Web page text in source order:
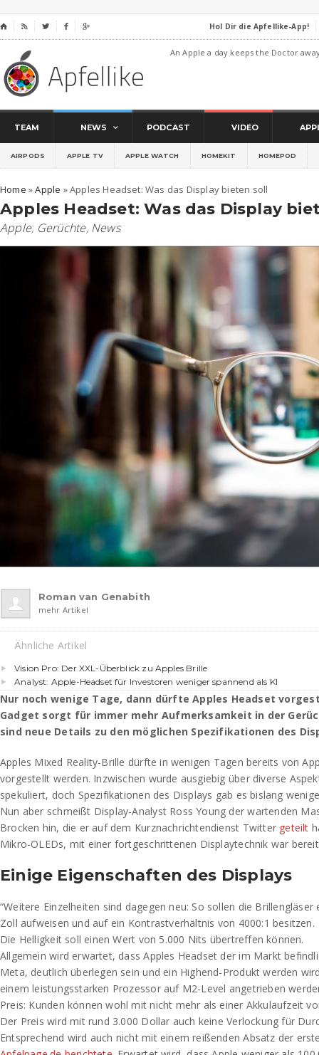
⌂     Hol Dir die Apfellike-App!
An Apple a day keeps the Doctor
TEAM NEWS PODCAST VIDEO
AIRPODS APPLE TV APPLE WATCH HOMEKIT HOMEPOD
Home »Apple »Apples Headset: Was das Display bieten soll
Apples Headset: Was das Display
Apple, Gerüchte, News
Roman van Genabith
mehr Artikel
Ähnliche Artikel
Vision Pro: Der XXL-Überblick zu Apples Brille
Analyst: Apple-Headset für Investoren weniger spannend als KI
Nur noch wenige Tage, dann dürfte Apples Headset
Gadget sorgt für immer mehr Aufmerksamkeit in der
sind neue Details zu den möglichen Spezifikationen des
Apples Mixed Reality-Brille dürfte in wenigen Tagen bereits von
vorgestellt werden. Inzwischen wurde ausgiebig über diverse
spekuliert, doch Spezifikationen des Displays gab es bislang
Nun aber schmeißt Display-Analyst Ross Young der wartenden
Brocken hin, die er auf dem Kurznachrichtendienst Twitter geteilt
Mikro-OLEDs, mit einer fortgeschrittenen Displaytechnik war
Einige Eigenschaften des Displays
“Weitere Einzelheiten sind dagegen neu: So sollen die
Zoll aufweisen und auf ein Kontrastverhältnis von 4000:1 besitzen.
Die Helligkeit soll einen Wert von 5.000 Nits übertreffen können.
Allgemein wird erwartet, dass Apples Headset der im Markt
Meta, deutlich überlegen sein und ein Highend-Produkt werden
einem leistungsstarken Prozessor auf M2-Level angetrieben
Preis: Kunden können wohl mit nicht mehr als einer Akkulaufzeit
Der Preis wird mit rund 3.000 Dollar auch keine Verlockung für
Entsprechend wird auch nicht mit einem reißenden Absatz der